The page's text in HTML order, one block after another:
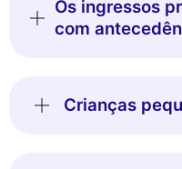
Os ingressos
com
Crianças